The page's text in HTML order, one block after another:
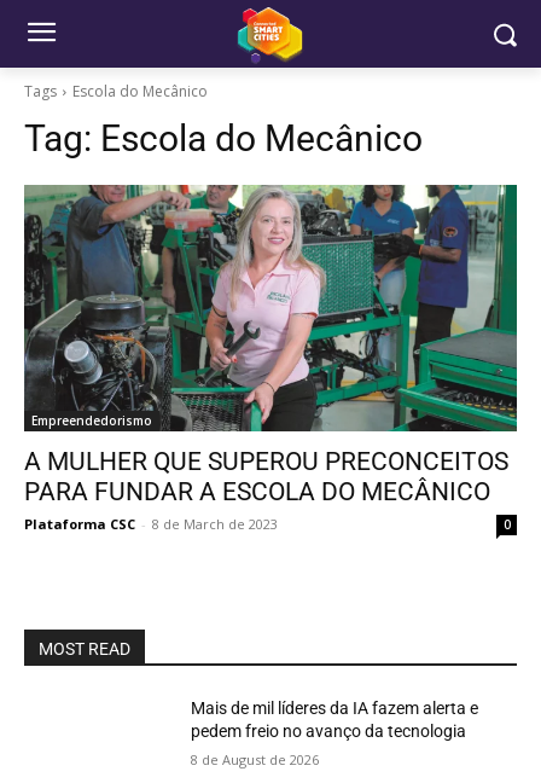
Tags Escola do Mecânico
Tag: Escola do Mecânico
Empreendedorismo
A MULHER QUE SUPEROU PRECONCEITOS
PARA FUNDAR A ESCOLA DO MECÂNICO
Plataforma CSC - 8 de March de 2023 0
MOST READ
Mais de mil líderes da IA fazem alerta e
pedem freio no avanço da tecnologia
8 de August de 2026